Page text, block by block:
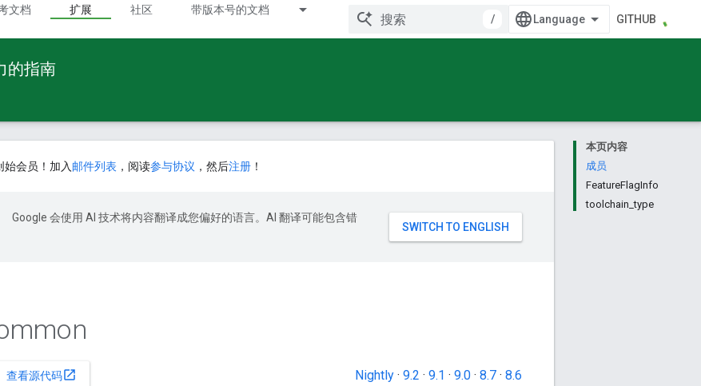
文档 扩展 社区 带版本号的文档
/ GITHUB
的指南
本页内容
成员
FeatureFlagInfo
toolchain_type
始会员！加入 邮件列表 ，阅读参与协议 ，然后注册 ！
Google 会使用 AI 技术将内容翻译成您偏好的语言。AI 翻译可能包含错
查看源代码open_in_new Nightly · 9.2 · 9.1 · 9.0 · 8.7 · 8.6